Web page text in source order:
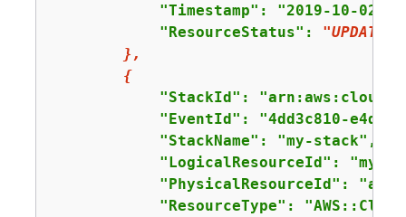
"Timestamp": "2019-10-
            "ResourceStatus":
},
{
"StackId":
"EventId": "4dd3c810-e4d6-
            "StackName": "my-stack",
"LogicalResourceId": "my-
"PhysicalResourceId":
"ResourceType":